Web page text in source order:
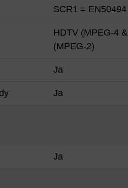
SCR1 = EN50494
HDTV (MPEG-4
(MPEG-2)
Ja
Ja
Ja